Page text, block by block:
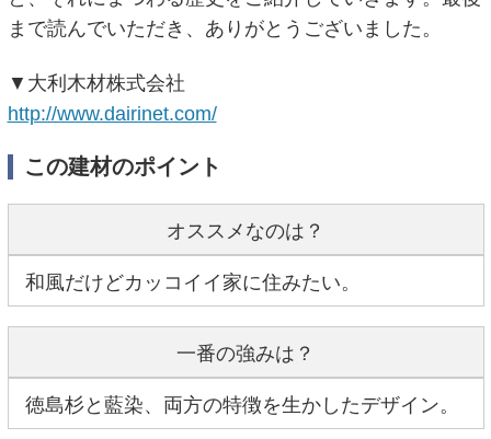
まで読んでいただき、ありがとうございました。
▼大利木材株式会社
http://www.dairinet.com/
この建材のポイント
オススメなのは？
和風だけどカッコイイ家に住みたい。
一番の強みは？
徳島杉と藍染、両方の特徴を生かしたデザイン。